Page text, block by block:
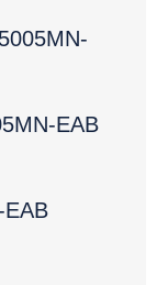
EAB
EAB